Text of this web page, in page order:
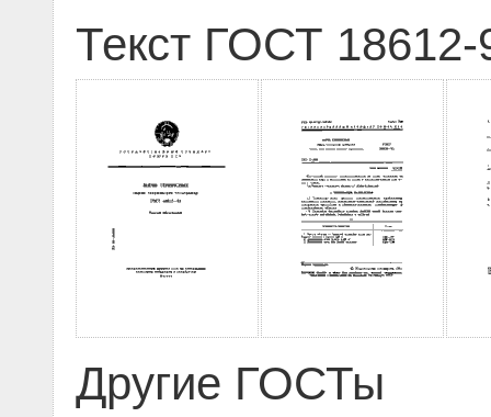
Текст ГОСТ 18612-
Другие ГОСТы